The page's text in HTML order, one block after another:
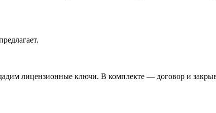
лицензионные ключи. В комплекте — договор и